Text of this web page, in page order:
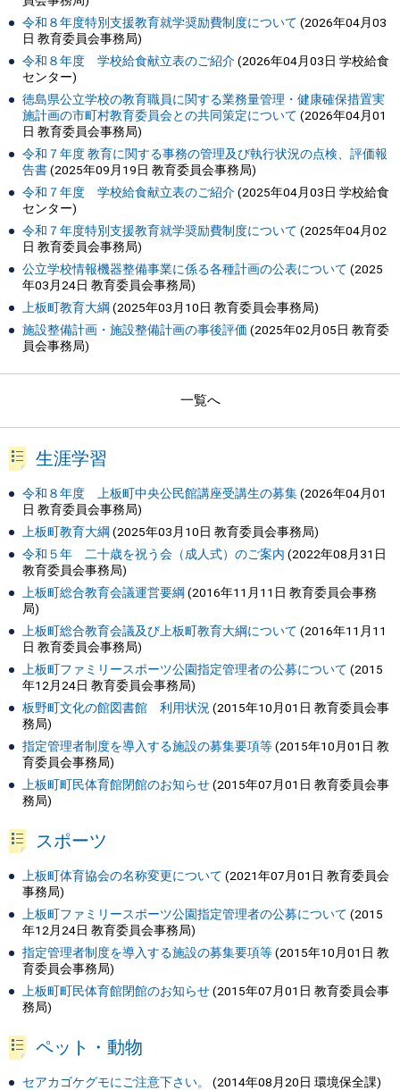
令和８年度特別支援教育就学奨励費制度について (2026年04月03
日 教育委員会事務局)
令和８年度 学校給食献立表のご紹介(2026年04月03日 学校給食
センター)
徳島県公立学校の教育職員に関する業務量管理・健康確保措置実
施計画の市町村教育委員会との共同策定について (2026年04月01
日 教育委員会事務局)
令和７年度 教育に関する事務の管理及び執行状況の点検、評価報
告書(2025年09月19日 教育委員会事務局)
令和７年度 学校給食献立表のご紹介(2025年04月03日 学校給食
センター)
令和７年度特別支援教育就学奨励費制度について (2025年04月02
日 教育委員会事務局)
公立学校情報機器整備事業に係る各種計画の公表について (2025
年03月24日 教育委員会事務局)
上板町教育大綱 (2025年03月10日 教育委員会事務局)
施設整備計画・施設整備計画の事後評価 (2025年02月05日 教育委
員会事務局)
一覧へ
生涯学習
令和８年度 上板町中央公民館講座受講生の募集(2026年04月01
日 教育委員会事務局)
上板町教育大綱 (2025年03月10日 教育委員会事務局)
令和５年 二十歳を祝う会（成人式）のご案内 (2022年08月31日
教育委員会事務局)
上板町総合教育会議運営要綱 (2016年11月11日 教育委員会事務
局)
上板町総合教育会議及び上板町教育大綱について (2016年11月11
日 教育委員会事務局)
上板町ファミリースポーツ公園指定管理者の公募について (2015
年12月24日 教育委員会事務局)
板野町文化の館図書館 利用状況 (2015年10月01日 教育委員会事
務局)
指定管理者制度を導入する施設の募集要項等(2015年10月01日 教
育委員会事務局)
上板町町民体育館閉館のお知らせ(2015年07月01日 教育委員会事
務局)
スポーツ
上板町体育協会の名称変更について (2021年07月01日 教育委員会
事務局)
上板町ファミリースポーツ公園指定管理者の公募について (2015
年12月24日 教育委員会事務局)
指定管理者制度を導入する施設の募集要項等(2015年10月01日 教
育委員会事務局)
上板町町民体育館閉館のお知らせ(2015年07月01日 教育委員会事
務局)
ペット・動物
セアカゴケグモにご注意下さい。 (2014年08月20日 環境保全課)